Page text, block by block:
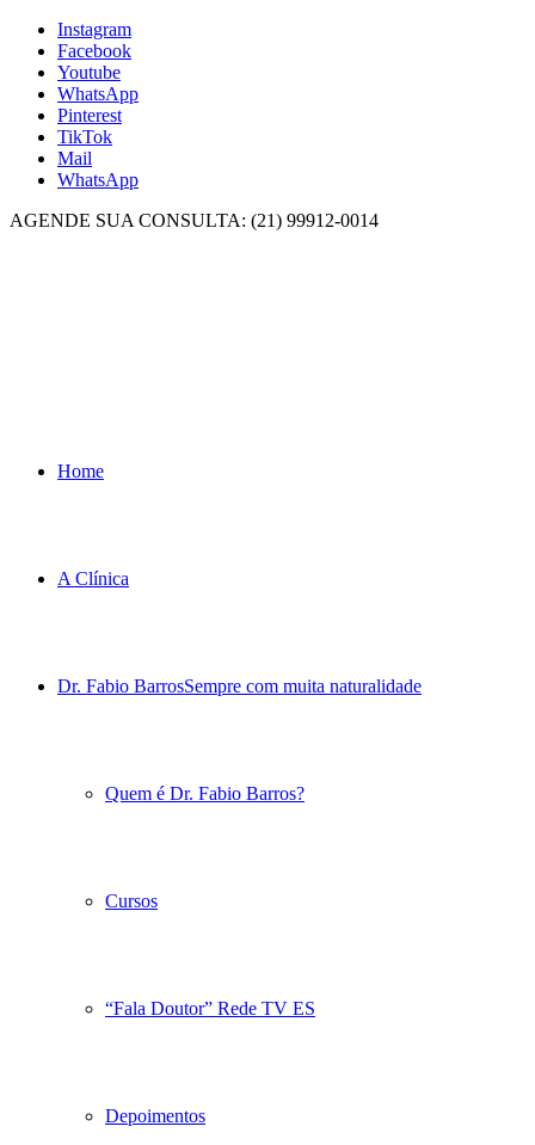
Instagram
Facebook
Youtube
WhatsApp
Pinterest
TikTok
Mail
WhatsApp
AGENDE SUA CONSULTA: (21) 99912-0014
Home
A Clínica
Dr. Fabio BarrosSempre com muita naturalidade
Quem é Dr. Fabio Barros?
Cursos
“Fala Doutor” Rede TV ES
Depoimentos